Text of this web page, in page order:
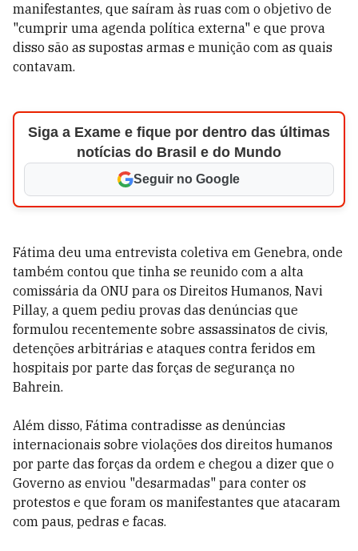
manifestantes, que saíram às ruas com o objetivo de
"cumprir uma agenda política externa" e que prova
disso são as supostas armas e munição com as quais
contavam.
Siga a Exame e fique por dentro das últimas
notícias do Brasil e do Mundo
Seguir no Google
Fátima deu uma entrevista coletiva em Genebra, onde
também contou que tinha se reunido com a alta
comissária da ONU para os Direitos Humanos, Navi
Pillay, a quem pediu provas das denúncias que
formulou recentemente sobre assassinatos de civis,
detenções arbitrárias e ataques contra feridos em
hospitais por parte das forças de segurança no
Bahrein.
Além disso, Fátima contradisse as denúncias
internacionais sobre violações dos direitos humanos
por parte das forças da ordem e chegou a dizer que o
Governo as enviou "desarmadas" para conter os
protestos e que foram os manifestantes que atacaram
com paus, pedras e facas.